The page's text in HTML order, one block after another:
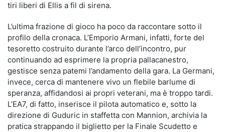
tiri liberi di Ellis a fil di sirena.
L’ultima frazione di gioco ha poco da raccontare sotto il
profilo della cronaca. L’Emporio Armani, infatti, forte del
tesoretto costruito durante l’arco dell’incontro, pur
continuando ad esprimere la propria pallacanestro,
gestisce senza patemi l’andamento della gara. La Germani,
invece, cerca di mantenere vivo un flebile barlume di
speranza, affidandosi ai propri veterani, ma è troppo tardi.
L’EA7, di fatto, inserisce il pilota automatico e, sotto la
direzione di Guduric in staffetta con Mannion, archivia la
pratica strappando il biglietto per la Finale Scudetto e